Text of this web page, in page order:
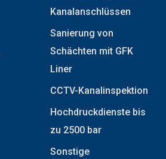
Kanalanschlüssen
Sanierung von
Schächten mit GFK
Liner
CCTV-Kanalinspektion
Hochdruckdienste bis
zu 2500 bar
Sonstige